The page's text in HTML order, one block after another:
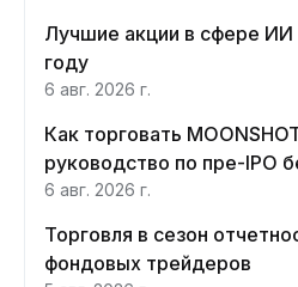
Лучшие акции в сфере ИИ
году
6 авг. 2026 г.
Как торговать
руководство по пре-IPO
контрактов Moonshot AI
6 авг. 2026 г.
Торговля в сезон
фондовых трейдеров